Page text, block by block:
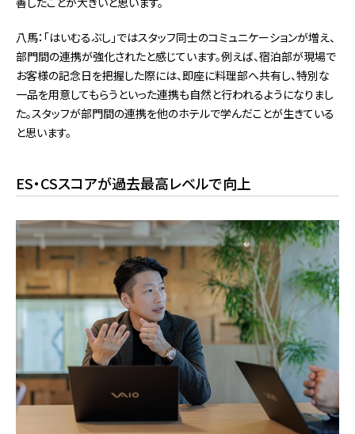
八馬：「はいむるぶし」ではスタッフ同士のコミュニケーションが増え、
部門間の連携が強化されたと感じています。例えば、宿泊部が現場で
お客様の記念日を把握した際には、即座に料理部へ共有し、特別な
一品を用意してもらうといった連携も自然と行われるようになりまし
た。スタッフが部門間の連携を他のホテルで学んだことが生きている
と思います。
ES・CSスコアが過去最高レベルで向上